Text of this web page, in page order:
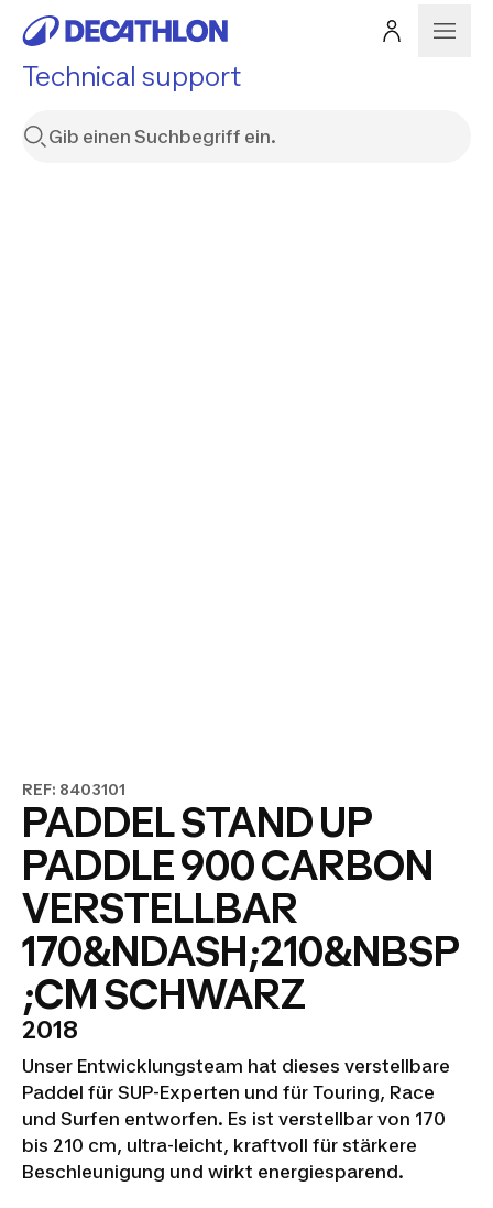
Technical support
REF: 8403101
PADDEL STAND UP
PADDLE 900 CARBON
VERSTELLBAR
170&NDASH;210&NBSP
;CM SCHWARZ
2018
Unser Entwicklungsteam hat dieses verstellbare
Paddel für SUP-Experten und für Touring, Race
und Surfen entworfen. Es ist verstellbar von 170
bis 210 cm, ultra-leicht, kraftvoll für stärkere
Beschleunigung und wirkt energiesparend.